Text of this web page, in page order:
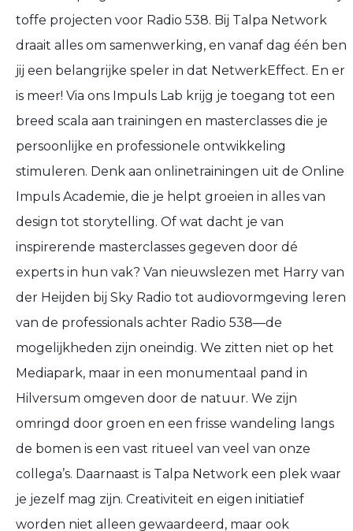
toffe projecten voor Radio 538. Bij Talpa Network
draait alles om samenwerking, en vanaf dag één ben
jij een belangrijke speler in dat NetwerkEffect. En er
is meer! Via ons Impuls Lab krijg je toegang tot een
breed scala aan trainingen en masterclasses die je
persoonlijke en professionele ontwikkeling
stimuleren. Denk aan onlinetrainingen uit de Online
Impuls Academie, die je helpt groeien in alles van
design tot storytelling. Of wat dacht je van
inspirerende masterclasses gegeven door dé
experts in hun vak? Van nieuwslezen met Harry van
der Heijden bij Sky Radio tot audiovormgeving leren
van de professionals achter Radio 538—de
mogelijkheden zijn oneindig. We zitten niet op het
Mediapark, maar in een monumentaal pand in
Hilversum omgeven door de natuur. We zijn
omringd door groen en een frisse wandeling langs
de bomen is een vast ritueel van veel van onze
collega’s. Daarnaast is Talpa Network een plek waar
je jezelf mag zijn. Creativiteit en eigen initiatief
worden niet alleen gewaardeerd, maar ook